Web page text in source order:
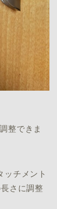
整できま
ッチメント
さに調整